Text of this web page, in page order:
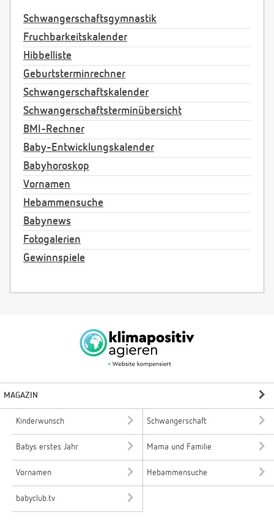
Schwangerschaftsgymnastik
Fruchbarkeitskalender
Hibbelliste
Geburtsterminrechner
Schwangerschaftskalender
Schwangerschaftsterminübersicht
BMI-Rechner
Baby-Entwicklungskalender
Babyhoroskop
Vornamen
Hebammensuche
Babynews
Fotogalerien
Gewinnspiele
MAGAZIN
Kinderwunsch Schwangerschaft
Babys erstes Jahr Mama und Familie
Vornamen Hebammensuche
babyclub.tv